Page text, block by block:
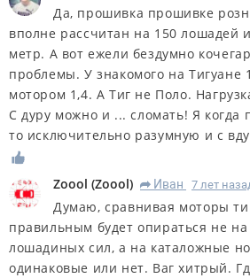
Да, прошивка прошивке
вполне рассчитан на 150 лошадей
метр. А вот ежели бездумно
проблемы. У знакомого на Тигуане
мотором 1,4. А Тиг не Поло.
С дуру можно и ... сломать! Я когда
то исключительно разумную и с
Zoool (Zoool) R Иван 7 лет
Думаю, сравнивая моторы
правильным будет опираться не
лошадиных сил, а на каталожные
одинаковые или нет. Ваг хитрый.